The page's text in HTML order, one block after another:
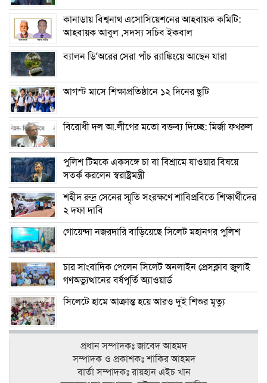
কানাডায় বিশ্বনাথ এসোসিয়েশনের আহবায়ক কমিটি:
আহবায়ক আবুল ,সদস্য সচিব ইকবাল
ব্যালন ডি’অরের সেরা পাঁচ র‌্যাঙ্কিংয়ে আছেন যারা
আগস্ট মাসে শিক্ষাপ্রতিষ্ঠানে ১২ দিনের ছুটি
বিরোধী দল আ.লীগের মতো বক্তব্য দিচ্ছে: মির্জা ফখরুল
পুলিশ টিমকে একসঙ্গে চা বা বিশ্রামে যাওয়ার বিষয়ে
সতর্ক করলেন স্বরাষ্ট্রমন্ত্রী
শহীদ রুদ্র সেনের স্মৃতি সংরক্ষণে শাবিপ্রবিতে শিক্ষার্থীদের
২ দফা দাবি
গোয়েন্দা নজরদারি বাড়িয়েছে সিলেট মহানগর পুলিশ
চার সাংবাদিক পেলেন সিলেট অনলাইন প্রেসক্লাব জুলাই
গণঅভ্যুত্থানের বর্ষপূর্তি অ্যাওয়ার্ড
সিলেটে হামে আক্রান্ত হয়ে আরও দুই শিশুর মৃত্যু
প্রধান সম্পাদকঃ জাবেদ আহমদ
সম্পাদক ও প্রকাশকঃ শাকির আহমদ
বার্তা সম্পাদকঃ রায়হান এইচ খান